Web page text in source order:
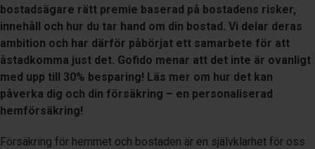
bostadsägare rätt premie baserad på bostadens risker,
innehåll och hur du tar hand om din bostad. Vi delar deras
ambition och har därför påbörjat ett samarbete för att
åstadkomma just det. Gofido menar att det inte är ovanligt
med upp till 30% besparing! Läs mer om hur det kan
påverka dig och din försäkring – en personaliserad
hemförsäkring!
Försäkring för hemmet och bostaden är en självklarhet för oss